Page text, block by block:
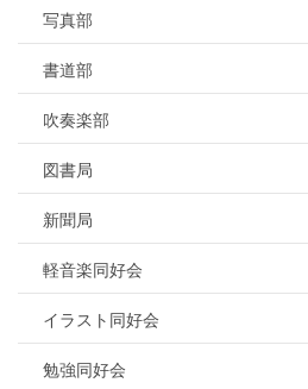
写真部
書道部
吹奏楽部
図書局
新聞局
軽音楽同好会
イラスト同好会
勉強同好会